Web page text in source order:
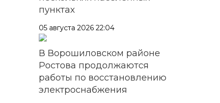
пунктах
05 августа 2026 22:04
В Ворошиловском районе
Ростова продолжаются
работы по восстановлению
электроснабжения